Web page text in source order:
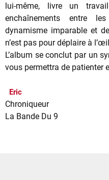
lui-même, livre un
enchaînements entre
dynamisme imparable et
n’est pas pour déplaire à
L’album se conclut par un
vous permettra de patienter
Eric
Chroniqueur
La Bande Du 9